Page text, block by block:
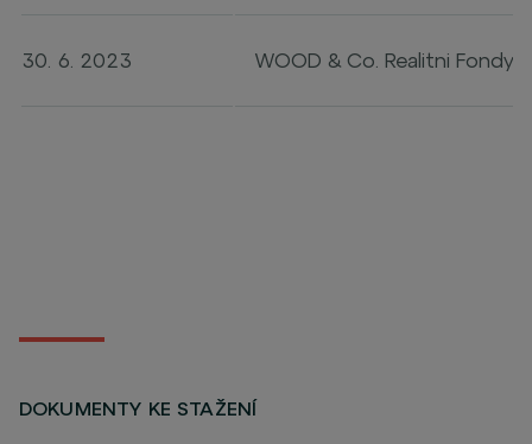
30. 6. 2023 WOOD & Co. Realitni Fondy
DOKUMENTY KE STAŽENÍ